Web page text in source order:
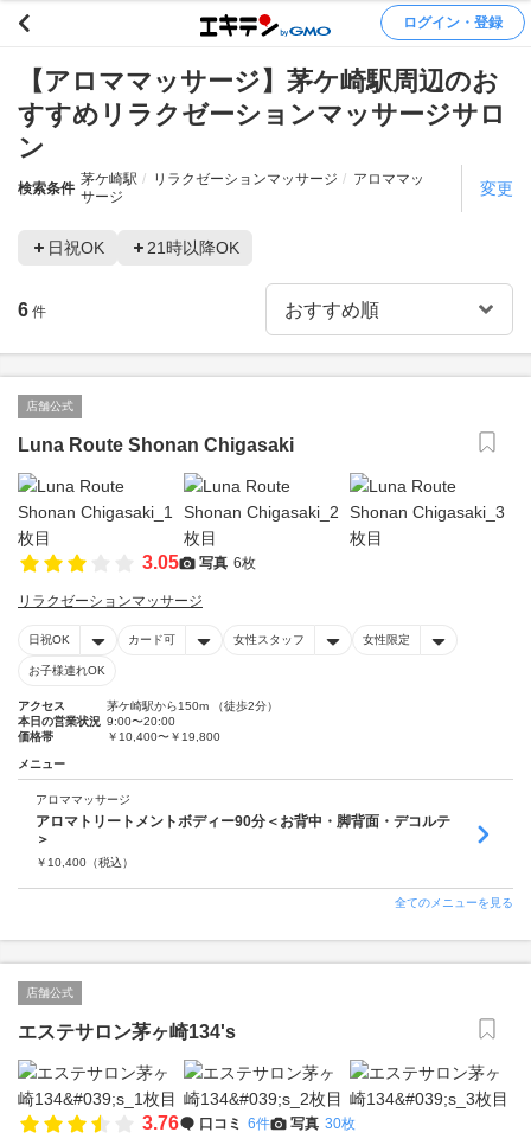
ログイン・登録
【アロママッサージ】茅ケ崎駅周辺のお
すすめリラクゼーションマッサージサロ
ン
検索条件
茅ケ崎駅 リラクゼーションマッサージ
アロママッ
サージ
変更
日祝OK 21時以降OK
6 件
店舗公式
Luna Route Shonan Chigasaki
3.05 写真 6枚
リラクゼーションマッサージ
日祝OK カード可 女性スタッフ 女性限定
お子様連れOK
アクセス
茅ケ崎駅から150m （徒歩2分）
本日の営業状況 9:00〜20:00
価格帯
￥10,400〜￥19,800
メニュー
アロママッサージ
アロマトリートメントボディー90分＜お背中・脚背面・デコルテ
＞
￥ 10,400 （税込）
全てのメニューを見る
店舗公式
エステサロン茅ヶ崎134's
3.76 口コミ 6件 写真 30枚